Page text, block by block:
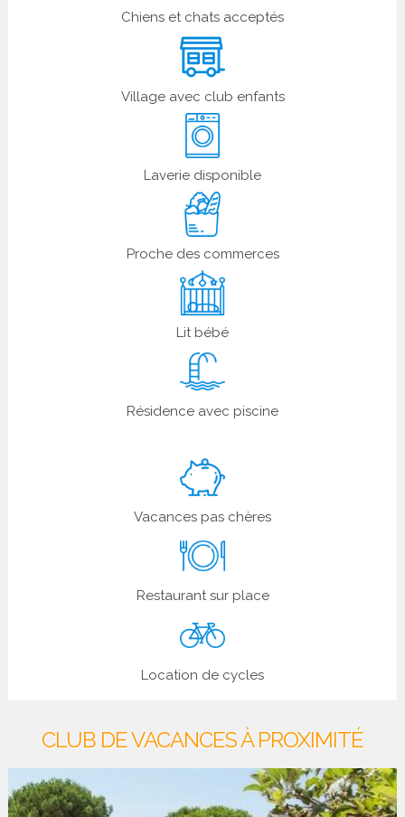
Chiens et chats acceptés
Village avec club enfants
Laverie disponible
Proche des commerces
Lit bébé
Résidence avec piscine
Vacances pas chères
Restaurant sur place
Location de cycles
CLUB DE VACANCES À PROXIMITÉ